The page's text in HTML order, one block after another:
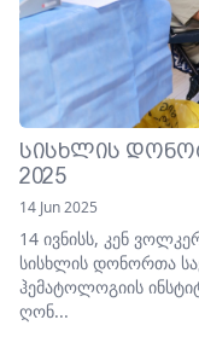
ᲡᲘᲡᲮᲚᲘᲡ
2025
14 Jun 2025
14 ივნისს, კენ
სისხლის დონორთა
ჰემატოლოგიის
ღონ...